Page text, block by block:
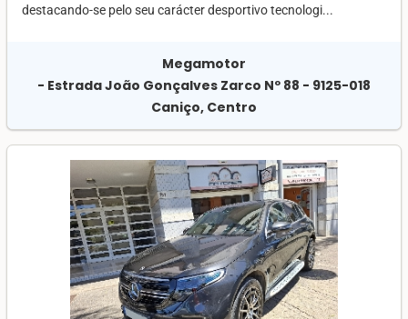
destacando-se pelo seu carácter desportivo tecnologi...
Megamotor
- Estrada João Gonçalves Zarco Nº 88 - 9125-018
Caniço, Centro